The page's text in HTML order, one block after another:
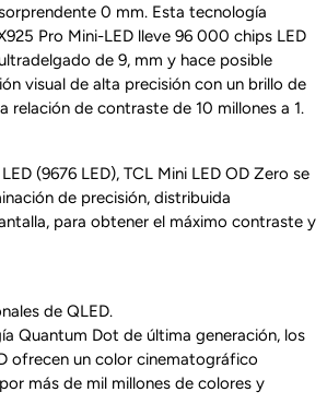
0 mm. Esta tecnología
Pro Mini-LED lleve 96 000 chips LED
de 9, mm y hace posible
visual de alta precisión con un brillo de
relación de contraste de 10 millones a 1.
(9676 LED), TCL Mini LED OD Zero se
de precisión, distribuida
para obtener el máximo contraste y
de QLED.
Quantum Dot de última generación, los
ofrecen un color cinematográfico
más de mil millones de colores y